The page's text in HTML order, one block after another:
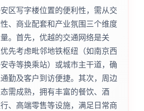
区写字楼位置的便利性，需从交
、商业配套和产业氛围三个维度
。首先，优越的交通网络是关
先考虑毗邻地铁枢纽（如南京西
寺等换乘站）或城市主干道，确
勤及客户到访便捷。其次，周边
需成熟，拥有丰富的餐饮、酒
、高端零售等设施，满足日常商